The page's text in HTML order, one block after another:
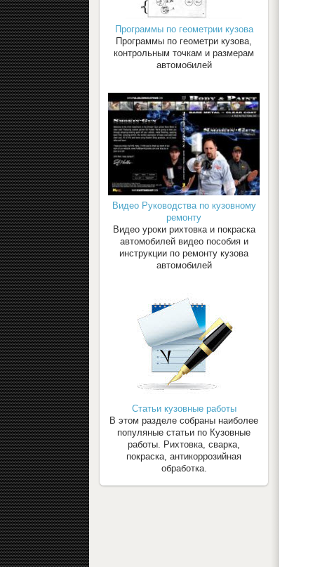
Программы по геометрии кузова
Программы по геометри кузова,
контрольным точкам и размерам
автомобилей
Видео Руководства по кузовному
ремонту
Видео уроки рихтовка и покраска
автомобилей видео пособия и
инструкции по ремонту кузова
автомобилей
Статьи кузовные работы
В этом разделе собраны наиболее
популяные статьи по Кузовные
работы. Рихтовка, сварка,
покраска, антикоррозийная
обработка.